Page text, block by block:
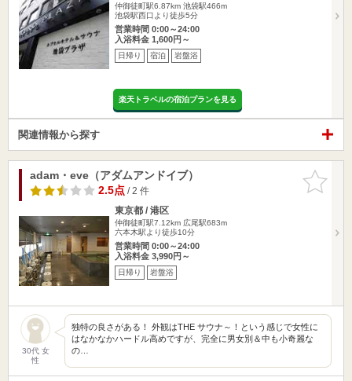
仲御徒町駅6.87km 池袋駅466m
池袋駅西口より徒歩5分
営業時間 0:00～24:00
入浴料金 1,600円～
日帰り 宿泊 岩盤浴
楽天トラベルの宿泊プランを見る
関連情報から探す
お気に入
りに追加
adam・eve（アダムアンドイブ）
2.5点/ 2 件
東京都 / 港区
仲御徒町駅7.12km 広尾駅683m
六本木駅より徒歩10分
営業時間 0:00～24:00
入浴料金 3,990円～
日帰り 岩盤浴
30代 女
性
独特の良さがある！ 外観はTHE サウナ～！という感じで女性に
はなかなかハードル高めですが、完全に男女別＆中も小奇麗な
の…